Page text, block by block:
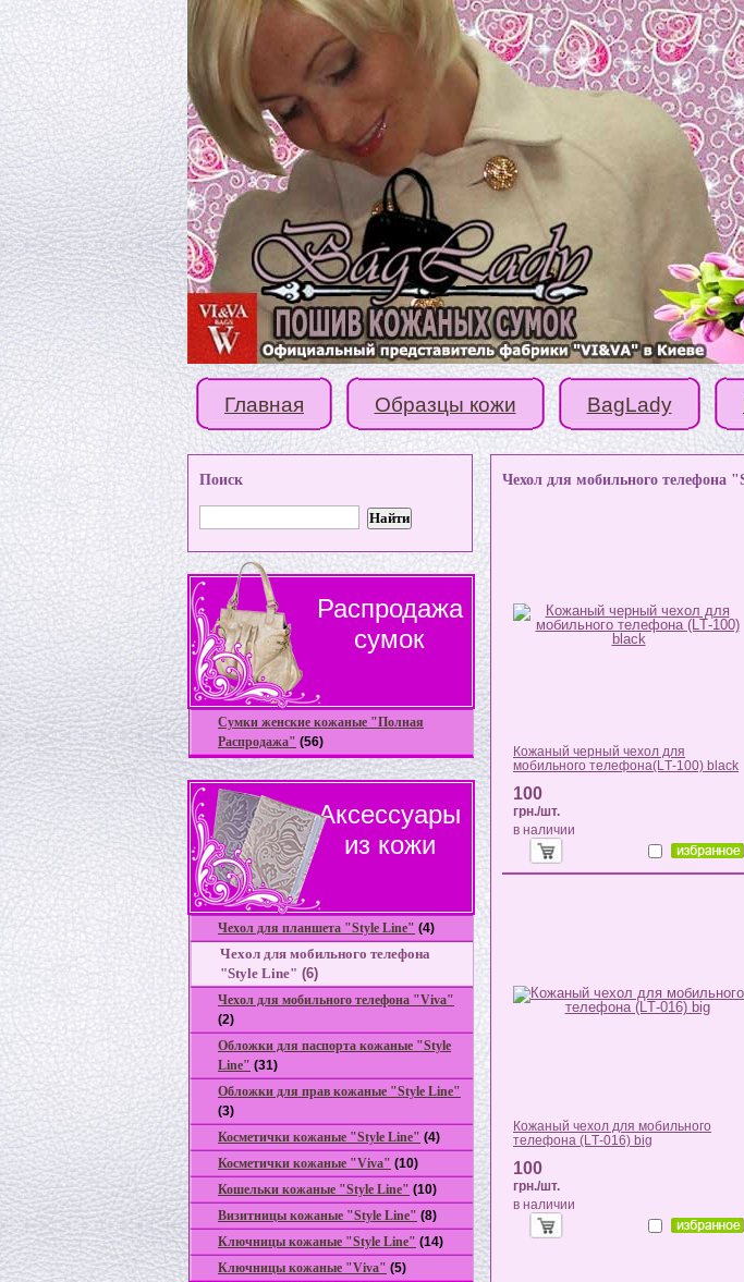
Главная Образцы кожи BagLady
Поиск
Распродажа
сумок
Сумки женские кожаные "Полная
Распродажа" (56)
Аксессуары
из кожи
Чехол для планшета "Style Line" (4)
Чехол для мобильного телефона
"Style Line" (6)
Чехол для мобильного телефона "Viva"
(2)
Обложки для паспорта кожаные "Style
Line" (31)
Обложки для прав кожаные "Style Line"
(3)
Косметички кожаные "Style Line" (4)
Коcметички кожаные "Viva" (10)
Кошельки кожаные "Style Line" (10)
Визитницы кожаные "Style Line" (8)
Ключницы кожаные "Style Line" (14)
Ключницы кожаные "Viva" (5)
Чехол для мобильного телефона
Кожаный черный чехол для
мобильного телефона(LТ-100) black
100
грн./шт.
в наличии
Кожаный чехол для мобильного
телефона (LТ-016) big
100
грн./шт.
в наличии